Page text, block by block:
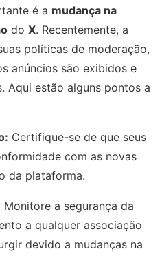
é a mudança na
do X. Recentemente, a
políticas de moderação,
anúncios são exibidos e
Aqui estão alguns pontos a
Certifique-se de que seus
com as novas
da plataforma.
Monitore a segurança da
a qualquer associação
devido a mudanças na